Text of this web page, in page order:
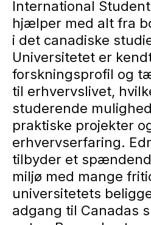
International
hjælper med alt fra
i det canadiske
Universitetet er
forskningsprofil og
til erhvervslivet,
studerende
praktiske projekter
erhvervserfaring.
tilbyder et
miljø med mange
universitetets
adgang til Canadas